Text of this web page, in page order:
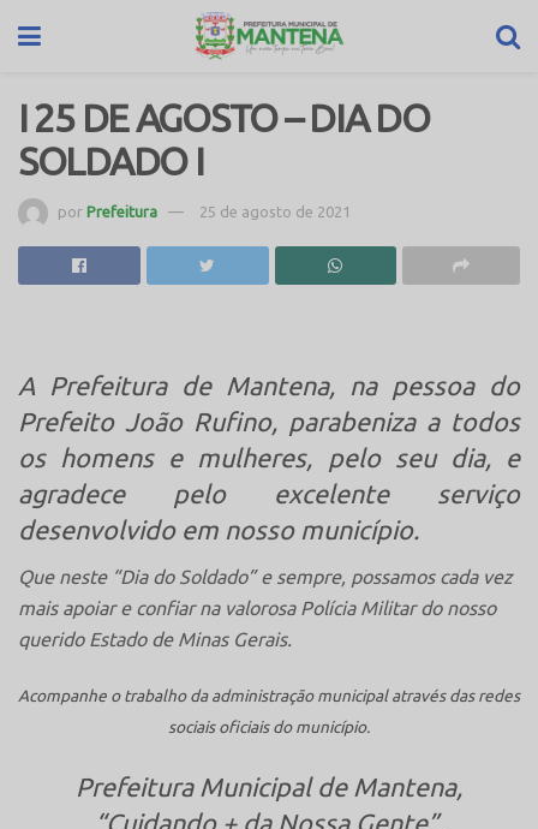
I 25 DE AGOSTO – DIA DO
SOLDADO I
por Prefeitura 25 de agosto de 2021
A Prefeitura de Mantena, na pessoa do
Prefeito João Rufino, parabeniza a todos
os homens e mulheres, pelo seu dia, e
agradece pelo excelente serviço
desenvolvido em nosso município.
Que neste “Dia do Soldado” e sempre, possamos cada vez
mais apoiar e confiar na valorosa Polícia Militar do nosso
querido Estado de Minas Gerais.
Acompanhe o trabalho da administração municipal através das redes
sociais oficiais do município.
Prefeitura Municipal de Mantena,
“Cuidando + da Nossa Gente”.